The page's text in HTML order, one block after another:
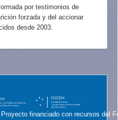
por testimonios de
forzada y del accionar
desde 2003.
Proyecto financiado con recursos del